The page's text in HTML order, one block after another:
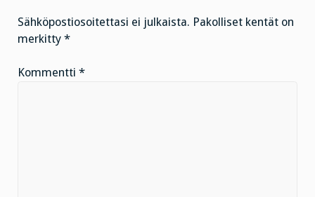
Sähköpostiosoitettasi ei julkaista. Pakolliset kentät on
merkitty *
Kommentti *